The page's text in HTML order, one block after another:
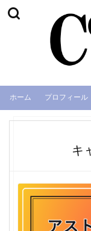
ホーム プロフィール
キ